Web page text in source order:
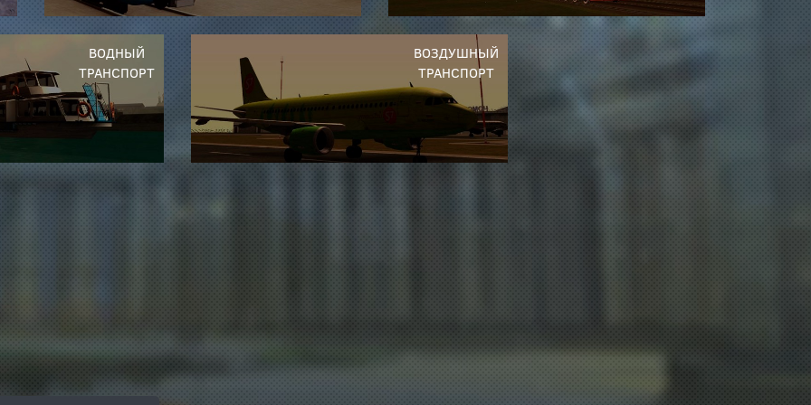
ВОДНЫЙ
ТРАНСПОРТ
ВОЗДУШНЫЙ
ТРАНСПОРТ